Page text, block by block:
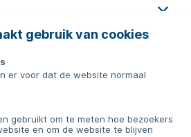
gebruik van cookies
er voor dat de website normaal
gebruikt om te meten hoe bezoekers
en om de website te blijven